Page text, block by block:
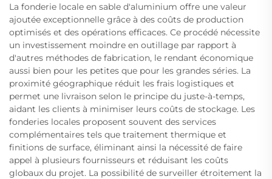
La fonderie locale en sable d'aluminium offre une valeur
ajoutée exceptionnelle grâce à des coûts de production
optimisés et des opérations efficaces. Ce procédé nécessite
un investissement moindre en outillage par rapport à
d'autres méthodes de fabrication, le rendant économique
aussi bien pour les petites que pour les grandes séries. La
proximité géographique réduit les frais logistiques et
permet une livraison selon le principe du juste-à-temps,
aidant les clients à minimiser leurs coûts de stockage. Les
fonderies locales proposent souvent des services
complémentaires tels que traitement thermique et
finitions de surface, éliminant ainsi la nécessité de faire
appel à plusieurs fournisseurs et réduisant les coûts
globaux du projet. La possibilité de surveiller étroitement la